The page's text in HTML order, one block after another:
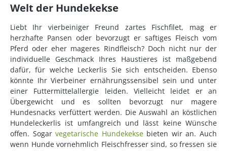
Welt der Hundekekse
Liebt Ihr vierbeiniger Freund zartes Fischfilet, mag er
herzhafte Pansen oder bevorzugt er saftiges Fleisch vom
Pferd oder eher mageres Rindfleisch? Doch nicht nur der
individuelle Geschmack Ihres Haustieres ist maßgebend
dafür, für welche Leckerlis Sie sich entscheiden. Ebenso
könnte Ihr Vierbeiner ernährungssensibel sein und unter
einer Futtermittelallergie leiden. Vielleicht leidet er an
Übergewicht und es sollten bevorzugt nur magere
Hundesnacks verfüttert werden. Die Auswahl an köstlichen
Hundeleckerlis ist umfangreich und lässt keine Wünsche
offen. Sogarvegetarische Hundekeksebieten wir an. Auch
wenn Hunde vornehmlich Fleischfresser sind, so fressen sie